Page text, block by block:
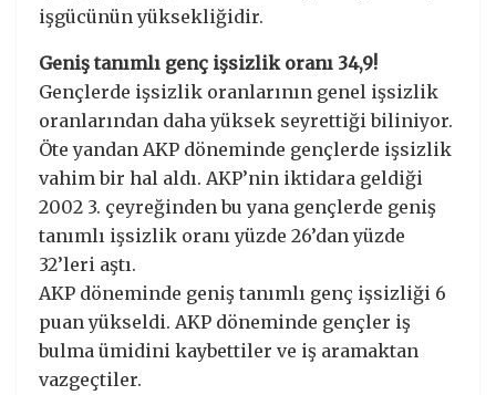
işgücünün yüksekliğidir.
Geniş tanımlı genç işsizlik oranı 34,9!
Gençlerde işsizlik oranlarının genel işsizlik
oranlarından daha yüksek seyrettiği biliniyor.
Öte yandan AKP döneminde gençlerde işsizlik
vahim bir hal aldı. AKP’nin iktidara geldiği
2002 3. çeyreğinden bu yana gençlerde geniş
tanımlı işsizlik oranı yüzde 26’dan yüzde
32’leri aştı.
AKP döneminde geniş tanımlı genç işsizliği 6
puan yükseldi. AKP döneminde gençler iş
bulma ümidini kaybettiler ve iş aramaktan
vazgeçtiler.